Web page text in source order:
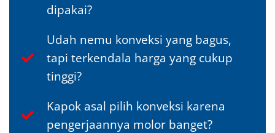
dipakai?
Udah nemu konveksi yang bagus,
tapi terkendala harga yang cukup
tinggi?
Kapok asal pilih konveksi karena
pengerjaannya molor banget?